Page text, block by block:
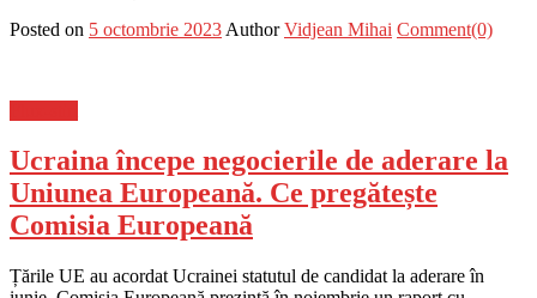
Posted on 5 octombrie 2023 Author Vidjean Mihai Comment(0)
Ucraina începe negocierile de aderare la
Uniunea Europeană. Ce pregătește
Comisia Europeană
Țările UE au acordat Ucrainei statutul de candidat la aderare în